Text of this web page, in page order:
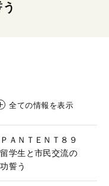
全ての情報を表示
ＡＮＴＥＮＴ８９
学生と市民交流の
誓う